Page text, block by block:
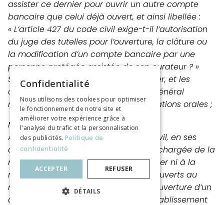
assister ce dernier pour ouvrir un autre compte
bancaire que celui déjà ouvert, et ainsi libellée :
« L’article 427 du code civil exige-t-il l’autorisation
du juge des tutelles pour l’ouverture, la clôture ou
la modification d’un compte bancaire par une
personne protégée assistée de son curateur ? »
Sur le rapport de M. Vigneau, conseiller, et les
conclusions de Mme Marilly, avocat général
référendaires, entendu en ses observations orales ;
MOTIFS :
Aux termes de l’article 427 du code civil, en ses
deux premiers alinéas, « La personne chargée de la
mesure de protection ne peut procéder ni à la
modification des comptes ou livrets ouverts au
nom de la personne protégée, ni à l’ouverture d’un
autre compte ou livret auprès d’un établissement
Confidentialité
Nous utilisons des cookies pour optimiser
le fonctionnement de notre site et
améliorer votre expérience grâce à
l'analyse du trafic et la personnalisation
des publicités. Politique de
confidentialité
ACCEPTER REFUSER
DÉTAILS